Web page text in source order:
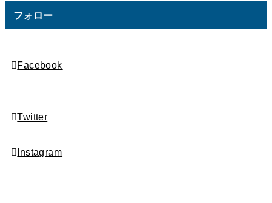
フォロー
Facebook
Twitter
Instagram